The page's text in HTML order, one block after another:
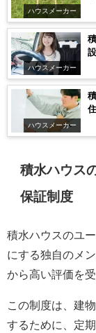
ハウスメーカー
ハウスメーカー
ハウスメーカー
積水ハウス
保証制度
積水ハウスのユ
にする独自のメ
から高い評価を受
この制度は、建
するために、定